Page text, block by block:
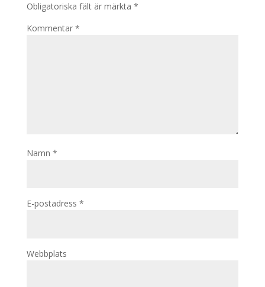
Obligatoriska fält är märkta *
Kommentar *
Namn *
E-postadress *
Webbplats